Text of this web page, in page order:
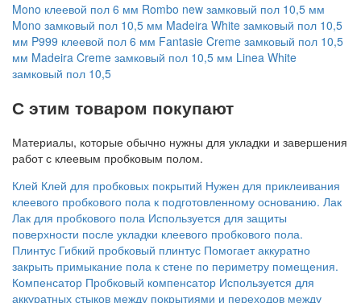
Mono клеевой пол 6 мм Rombo new замковый пол 10,5 мм
Mono замковый пол 10,5 мм Madeira White замковый пол 10,5
мм P999 клеевой пол 6 мм Fantasie Creme замковый пол 10,5
мм Madeira Creme замковый пол 10,5 мм Linea White
замковый пол 10,5
С этим товаром покупают
Материалы, которые обычно нужны для укладки и завершения
работ с клеевым пробковым полом.
Клей Клей для пробковых покрытий Нужен для приклеивания
клеевого пробкового пола к подготовленному основанию. Лак
Лак для пробкового пола Используется для защиты
поверхности после укладки клеевого пробкового пола.
Плинтус Гибкий пробковый плинтус Помогает аккуратно
закрыть примыкание пола к стене по периметру помещения.
Компенсатор Пробковый компенсатор Используется для
аккуратных стыков между покрытиями и переходов между